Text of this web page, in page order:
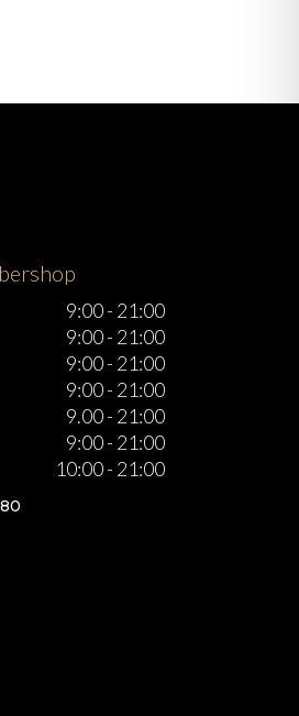
9:00 - 21:00
9:00 - 21:00
9:00 - 21:00
9:00 - 21:00
9.00 - 21:00
9:00 - 21:00
10:00 - 21:00